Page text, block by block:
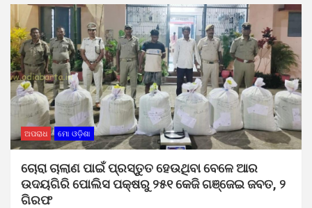
ଅପରାଧ ମୋ ଓଡ଼ିଶା
ଚୋରା ଚାଲାଣ ପାଇଁ ପ୍ରସ୍ତୁତ ହେଉଥିବା ବେଳେ ଆର
ଉଦୟଗିରି ପୋଲିସ ପକ୍ଷରୁ ୨୫୧ କେଜି ଗଞ୍ଜେଇ ଜବତ, ୨
ଗିରଫ